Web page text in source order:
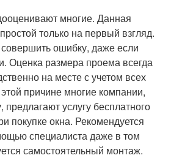
многие. Данная
только на первый взгляд.
ошибку, даже если
Оценка размера проема всегда
на месте с учетом всех
причине многие компании,
услугу бесплатного
покупке окна. Рекомендуется
специалиста даже в том
самостоятельный монтаж.